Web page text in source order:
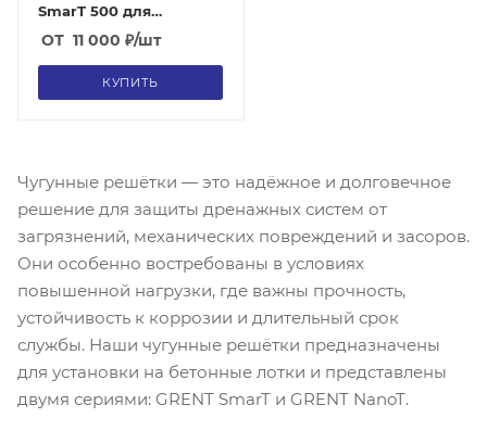
SmarT 500 для
бетонных лотков
(класс C250)
ОТ 11 000 ₽/шт
КУПИТЬ
Чугунные решётки — это надёжное и долговечное
решение для защиты дренажных систем от
загрязнений, механических повреждений и засоров.
Они особенно востребованы в условиях
повышенной нагрузки, где важны прочность,
устойчивость к коррозии и длительный срок
службы. Наши чугунные решётки предназначены
для установки на бетонные лотки и представлены
двумя сериями: GRENT SmarT и GRENT NanoT.